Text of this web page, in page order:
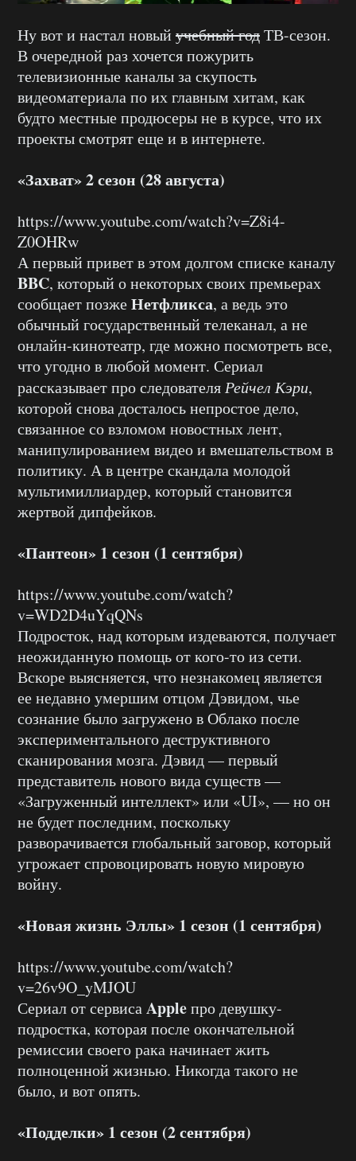
Ну вот и настал новый учебный годТВ-сезон.
В очередной раз хочется пожурить
телевизионные каналы за скупость
видеоматериала по их главным хитам, как
будто местные продюсеры не в курсе, что их
проекты смотрят еще и в интернете.
«Захват» 2 сезон (28 августа)
https://www.youtube.com/watch?v=Z8i4-
Z0OHRw
А первый привет в этом долгом списке каналу
BBC, который о некоторых своих премьерах
сообщает позжеНетфликса, а ведь это
обычный государственный телеканал, а не
онлайн-кинотеатр, где можно посмотреть все,
что угодно в любой момент. Сериал
рассказывает про следователя Рейчел Кэри,
которой снова досталось непростое дело,
связанное со взломом новостных лент,
манипулированием видео и вмешательством в
политику. А в центре скандала молодой
мультимиллиардер, который становится
жертвой дипфейков.
«Пантеон» 1 сезон (1 сентября)
https://www.youtube.com/watch?
v=WD2D4uYqQNs
Подросток, над которым издеваются, получает
неожиданную помощь от кого-то из сети.
Вскоре выясняется, что незнакомец является
ее недавно умершим отцом Дэвидом, чье
сознание было загружено в Облако после
экспериментального деструктивного
сканирования мозга. Дэвид — первый
представитель нового вида существ —
«Загруженный интеллект» или «UI», — но он
не будет последним, поскольку
разворачивается глобальный заговор, который
угрожает спровоцировать новую мировую
войну.
«Новая жизнь Эллы» 1 сезон (1 сентября)
https://www.youtube.com/watch?
v=26v9O_yMJOU
Сериал от сервисаAppleпро девушку-
подростка, которая после окончательной
ремиссии своего рака начинает жить
полноценной жизнью. Никогда такого не
было, и вот опять.
«Подделки» 1 сезон (2 сентября)